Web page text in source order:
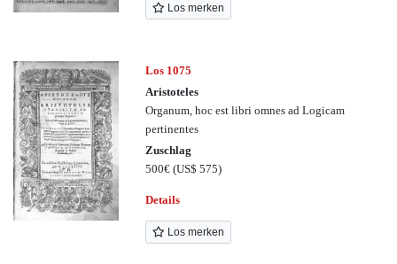
Los merken
Los 1075
Aristoteles
Organum, hoc est libri omnes ad Logicam
pertinentes
Zuschlag
500€(US$ 575)
Details
Los merken